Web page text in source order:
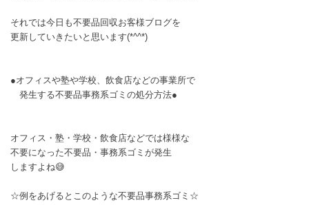
それでは今日も不要品回収お客様ブログを
更新していきたいと思います(*^^*)
●オフィスや塾や学校、飲食店などの事業所で
発生する不要品事務系ゴミの処分方法●
オフィス・塾・学校・飲食店などでは様様な
不要になった不要品・事務系ゴミが発生
しますよね😅
☆例をあげるとこのような不要品事務系ゴミ☆